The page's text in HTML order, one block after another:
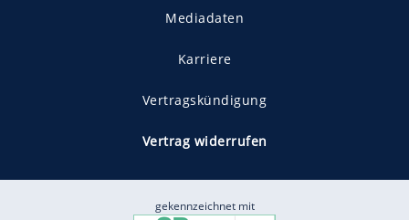
Mediadaten
Karriere
Vertragskündigung
Vertrag widerrufen
gekennzeichnet mit